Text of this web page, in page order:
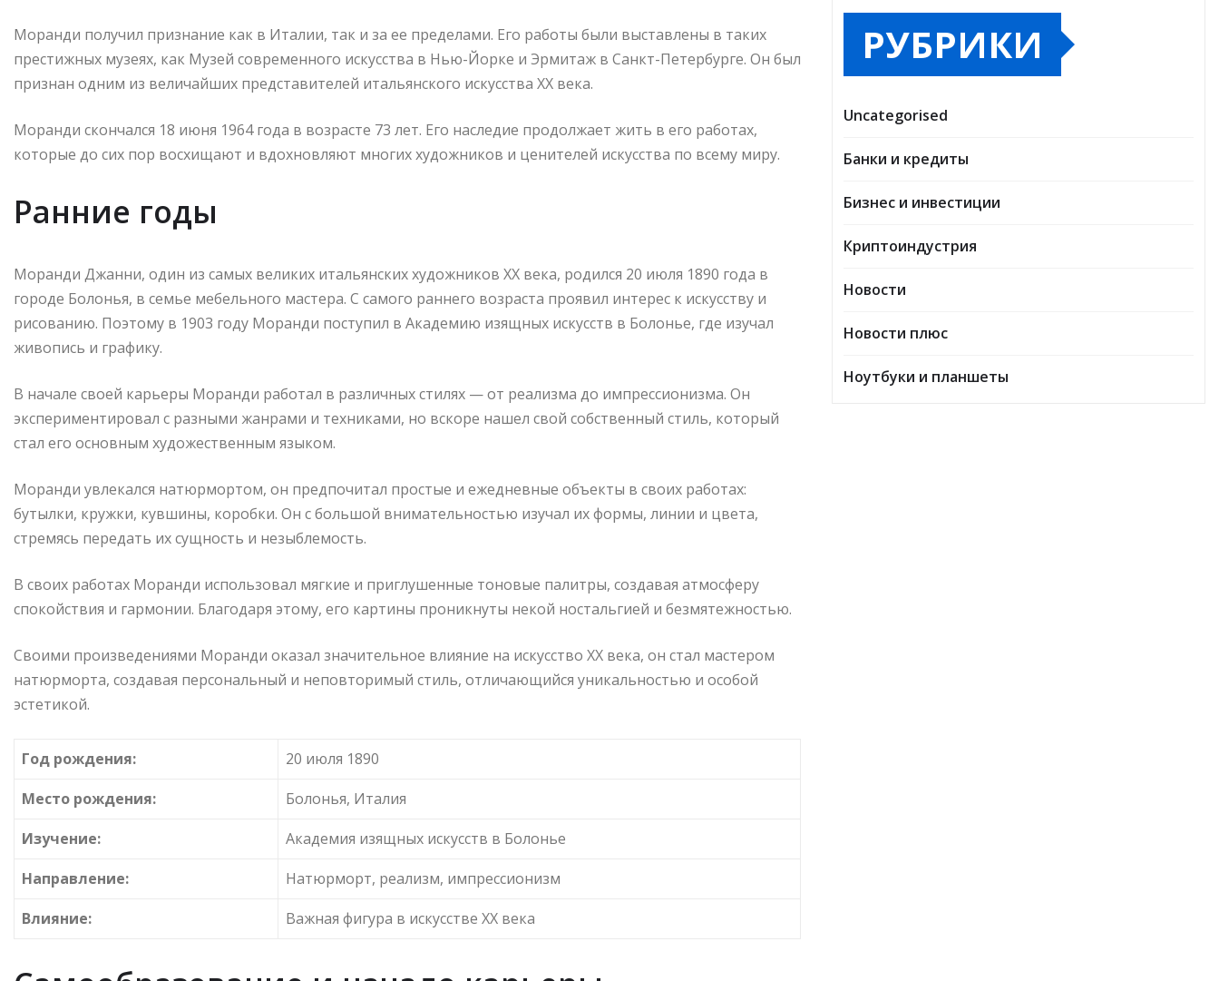
Моранди получил признание как в Италии, так и за ее пределами. Его работы были выставлены в таких
престижных музеях, как Музей современного искусства в Нью-Йорке и Эрмитаж в Санкт-Петербурге. Он был
признан одним из величайших представителей итальянского искусства XX века.
Моранди скончался 18 июня 1964 года в возрасте 73 лет. Его наследие продолжает жить в его работах,
которые до сих пор восхищают и вдохновляют многих художников и ценителей искусства по всему миру.
Ранние годы
Моранди Джанни, один из самых великих итальянских художников XX века, родился 20 июля 1890 года в
городе Болонья, в семье мебельного мастера. С самого раннего возраста проявил интерес к искусству и
рисованию. Поэтому в 1903 году Моранди поступил в Академию изящных искусств в Болонье, где изучал
живопись и графику.
В начале своей карьеры Моранди работал в различных стилях — от реализма до импрессионизма. Он
экспериментировал с разными жанрами и техниками, но вскоре нашел свой собственный стиль, который
стал его основным художественным языком.
Моранди увлекался натюрмортом, он предпочитал простые и ежедневные объекты в своих работах:
бутылки, кружки, кувшины, коробки. Он с большой внимательностью изучал их формы, линии и цвета,
стремясь передать их сущность и незыблемость.
В своих работах Моранди использовал мягкие и приглушенные тоновые палитры, создавая атмосферу
спокойствия и гармонии. Благодаря этому, его картины проникнуты некой ностальгией и безмятежностью.
Своими произведениями Моранди оказал значительное влияние на искусство XX века, он стал мастером
натюрморта, создавая персональный и неповторимый стиль, отличающийся уникальностью и особой
эстетикой.
Год рождения:
20 июля 1890
Место рождения:
Болонья, Италия
Изучение:
Академия изящных искусств в Болонье
Направление:
Натюрморт, реализм, импрессионизм
Влияние:
Важная фигура в искусстве XX века
РУБРИКИ
Uncategorised
Банки и кредиты
Бизнес и инвестиции
Криптоиндустрия
Новости
Новости плюс
Ноутбуки и планшеты